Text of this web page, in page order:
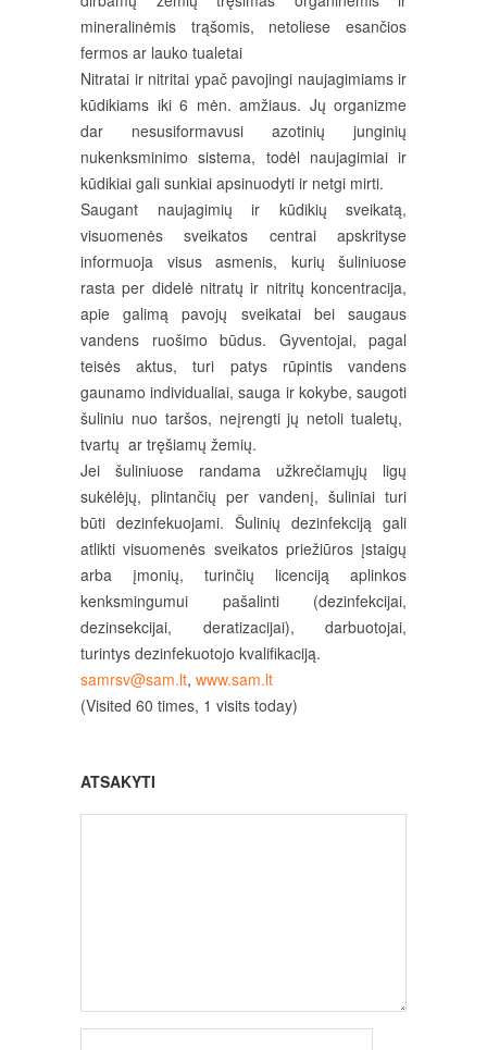
mineralinėmis trąšomis, netoliese esančios
fermos ar lauko tualetai
Nitratai ir nitritai ypač pavojingi naujagimiams ir
kūdikiams iki 6 mėn. amžiaus. Jų organizme
dar nesusiformavusi azotinių junginių
nukenksminimo sistema, todėl naujagimiai ir
kūdikiai gali sunkiai apsinuodyti ir netgi mirti.
Saugant naujagimių ir kūdikių sveikatą,
visuomenės sveikatos centrai apskrityse
informuoja visus asmenis, kurių šuliniuose
rasta per didelė nitratų ir nitritų koncentracija,
apie galimą pavojų sveikatai bei saugaus
vandens ruošimo būdus. Gyventojai, pagal
teisės aktus, turi patys rūpintis vandens
gaunamo individualiai, sauga ir kokybe, saugoti
šuliniu nuo taršos, neįrengti jų netoli tualetų,
tvartų ar tręšiamų žemių.
Jei šuliniuose randama užkrečiamųjų ligų
sukėlėjų, plintančių per vandenį, šuliniai turi
būti dezinfekuojami. Šulinių dezinfekciją gali
atlikti visuomenės sveikatos priežiūros įstaigų
arba įmonių, turinčių licenciją aplinkos
kenksmingumui pašalinti (dezinfekcijai,
dezinsekcijai, deratizacijai), darbuotojai,
turintys dezinfekuotojo kvalifikaciją.
samrsv@sam.lt, www.sam.lt
(Visited 60 times, 1 visits today)
ATSAKYTI